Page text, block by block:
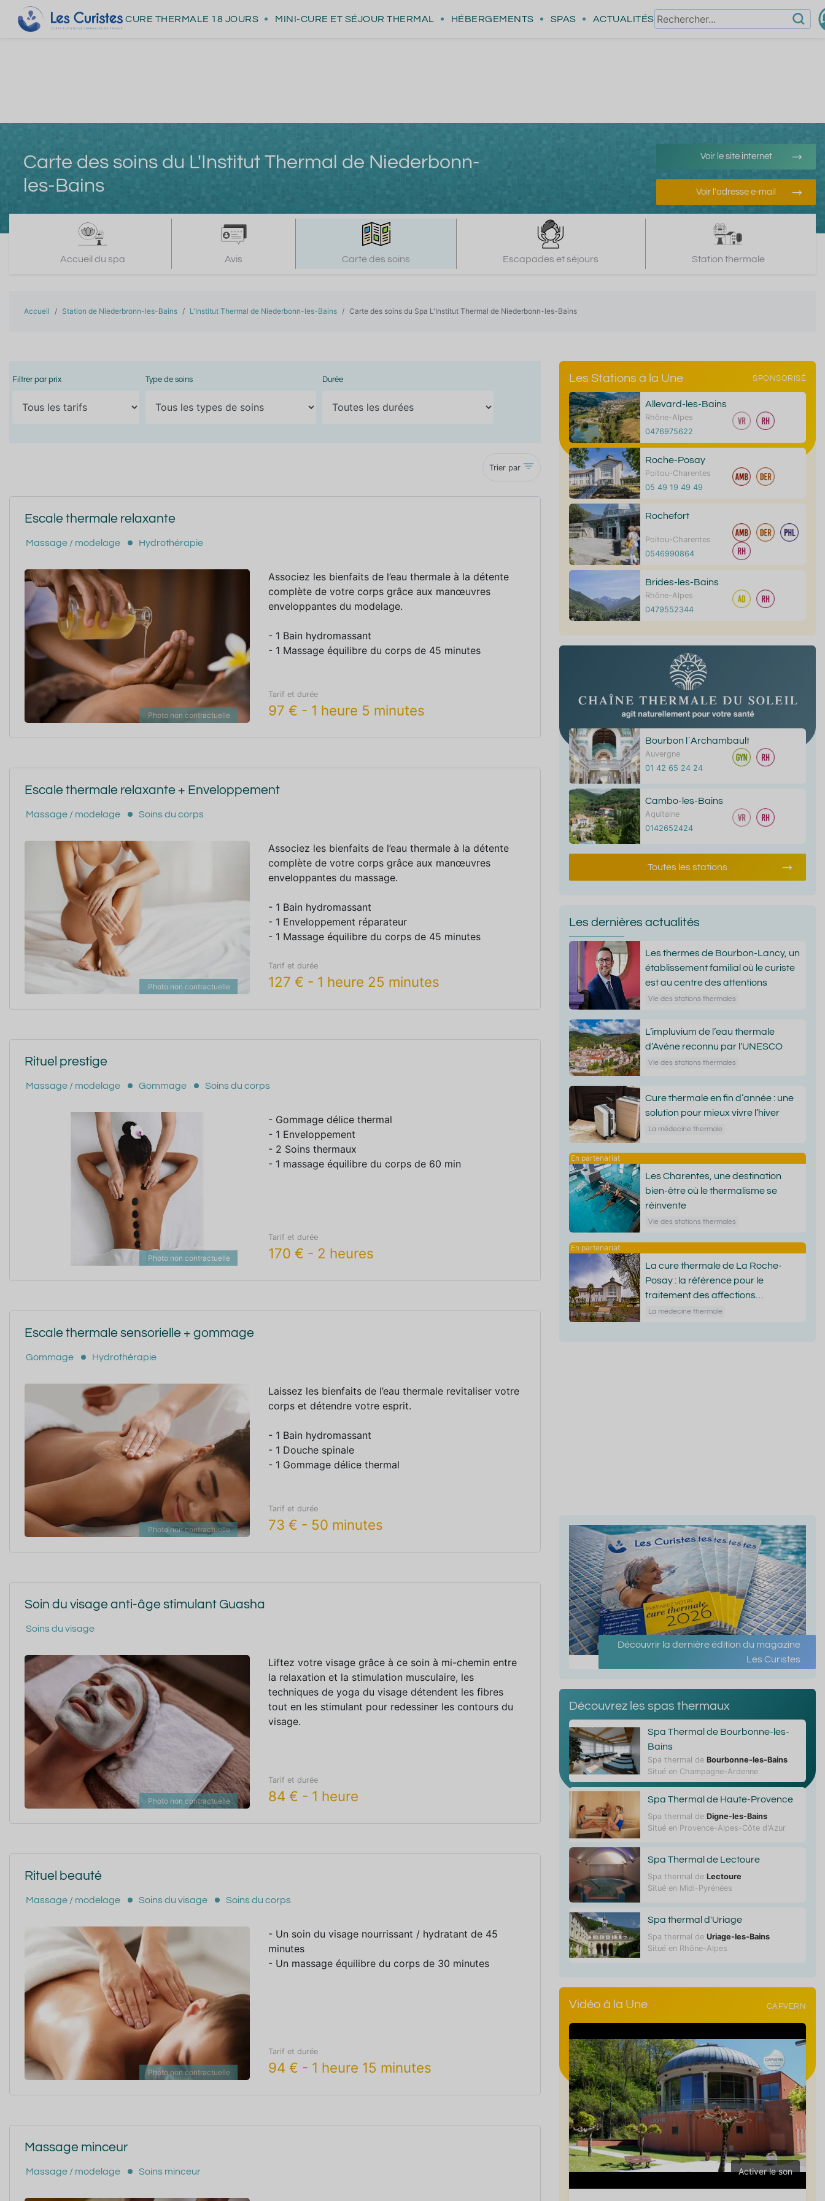
CURE THERMALE 18 JOURS MINI-CURE ET SÉJOUR THERMAL HÉBERGEMENTS SPAS ACTUALITÉS
Carte des soins du L'Institut Thermal de Niederbonn-
les-Bains
Voir le site internet
Voir l'adresse e-mail
Accueil du spa Avis Carte des soins Escapades et séjours Station thermale
Accueil Station de Niederbronn-les-Bains L'Institut Thermal de Niederbonn-les-Bains Carte des soins du Spa L'Institut Thermal de Niederbonn-les-Bains
Filtrer par prix Type de soins Durée
Trier par
Escale thermale relaxante
Massage / modelage Hydrothérapie
Photo non contractuelle
Associez les bienfaits de l’eau thermale à la détente
complète de votre corps grâce aux manœuvres
enveloppantes du modelage.
- 1 Bain hydromassant
- 1 Massage équilibre du corps de 45 minutes
Tarif et durée
97 € - 1 heure 5 minutes
Escale thermale relaxante + Enveloppement
Massage / modelage Soins du corps
Photo non contractuelle
Associez les bienfaits de l’eau thermale à la détente
complète de votre corps grâce aux manœuvres
enveloppantes du massage.
- 1 Bain hydromassant
- 1 Enveloppement réparateur
- 1 Massage équilibre du corps de 45 minutes
Tarif et durée
127 € - 1 heure 25 minutes
Rituel prestige
Massage / modelage Gommage Soins du corps
Photo non contractuelle
- Gommage délice thermal
- 1 Enveloppement
- 2 Soins thermaux
- 1 massage équilibre du corps de 60 min
Tarif et durée
170 € - 2 heures
Escale thermale sensorielle + gommage
Gommage Hydrothérapie
Photo non contractuelle
Laissez les bienfaits de l’eau thermale revitaliser votre
corps et détendre votre esprit.
- 1 Bain hydromassant
- 1 Douche spinale
- 1 Gommage délice thermal
Tarif et durée
73 € - 50 minutes
Soin du visage anti-âge stimulant Guasha
Soins du visage
Photo non contractuelle
Liftez votre visage grâce à ce soin à mi-chemin entre
la relaxation et la stimulation musculaire, les
techniques de yoga du visage détendent les fibres
tout en les stimulant pour redessiner les contours du
visage.
Tarif et durée
84 € - 1 heure
Rituel beauté
Massage / modelage Soins du visage Soins du corps
Photo non contractuelle
- Un soin du visage nourrissant / hydratant de 45
minutes
- Un massage équilibre du corps de 30 minutes
Tarif et durée
94 € - 1 heure 15 minutes
Massage minceur
Massage / modelage Soins minceur
Les Stations à la Une SPONSORISÉ
Allevard-les-Bains
Rhône-Alpes
0476975622
Roche-Posay
Poitou-Charentes
05 49 19 49 49
Rochefort
Poitou-Charentes
0546990864
Brides-les-Bains
Rhône-Alpes
0479552344
Bourbon l`Archambault
Auvergne
01 42 65 24 24
Cambo-les-Bains
Aquitaine
0142652424
Toutes les stations
Les dernières actualités
Les thermes de Bourbon-Lancy, un
établissement familial où le curiste
est au centre des attentions
Vie des stations thermales
L’impluvium de l’eau thermale
d’Avène reconnu par l’UNESCO
Vie des stations thermales
Cure thermale en fin d’année : une
solution pour mieux vivre l’hiver
La médecine thermale
Les Charentes, une destination
bien-être où le thermalisme se
réinvente
Vie des stations thermales
La cure thermale de La Roche-
Posay : la référence pour le
traitement des affections
dermatologiques
La médecine thermale
Découvrir la dernière édition du magazine
Les Curistes
Découvrez les spas thermaux
Spa Thermal de Bourbonne-les-
Bains
Spa thermal de Bourbonne-les-Bains
Situé en Champagne-Ardenne
Spa Thermal de Haute-Provence
Spa thermal de Digne-les-Bains
Situé en Provence-Alpes-Côte d'Azur
Spa Thermal de Lectoure
Spa thermal de Lectoure
Situé en Midi-Pyrénées
Spa thermal d'Uriage
Spa thermal de Uriage-les-Bains
Situé en Rhône-Alpes
Vidéo à la Une CAPVERN
Activer le son